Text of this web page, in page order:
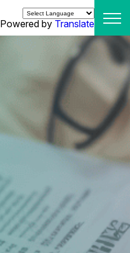
Powered by Translate